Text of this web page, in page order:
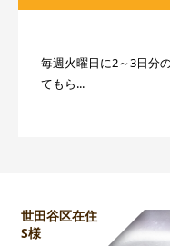
毎週火曜日に2～3日分
てもら...
世田谷区在住
S様